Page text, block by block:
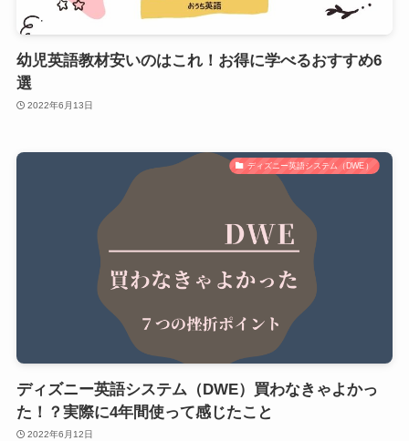
幼児英語教材安いのはこれ！お得に学べるおすすめ6
選
2022年6月13日
ディズニー英語システム（DWE）
ディズニー英語システム（DWE）買わなきゃよかっ
た！？実際に4年間使って感じたこと
2022年6月12日